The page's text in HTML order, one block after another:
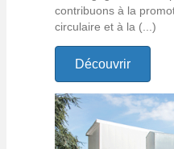
contribuons à la
circulaire et à la (...)
Découvrir